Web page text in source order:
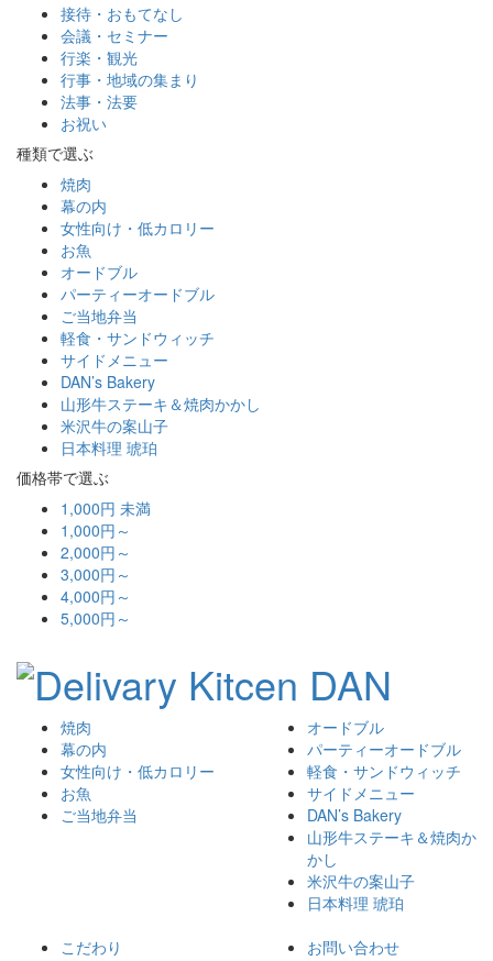
接待・おもてなし
会議・セミナー
行楽・観光
行事・地域の集まり
法事・法要
お祝い
種類で選ぶ
焼肉
幕の内
女性向け・低カロリー
お魚
オードブル
パーティーオードブル
ご当地弁当
軽食・サンドウィッチ
サイドメニュー
DAN’s Bakery
山形牛ステーキ＆焼肉かかし
米沢牛の案山子
日本料理 琥珀
価格帯で選ぶ
1,000円 未満
1,000円～
2,000円～
3,000円～
4,000円～
5,000円～
焼肉
幕の内
女性向け・低カロリー
お魚
ご当地弁当
オードブル
パーティーオードブル
軽食・サンドウィッチ
サイドメニュー
DAN’s Bakery
山形牛ステーキ＆焼肉か
かし
米沢牛の案山子
日本料理 琥珀
こだわり
お問い合わせ